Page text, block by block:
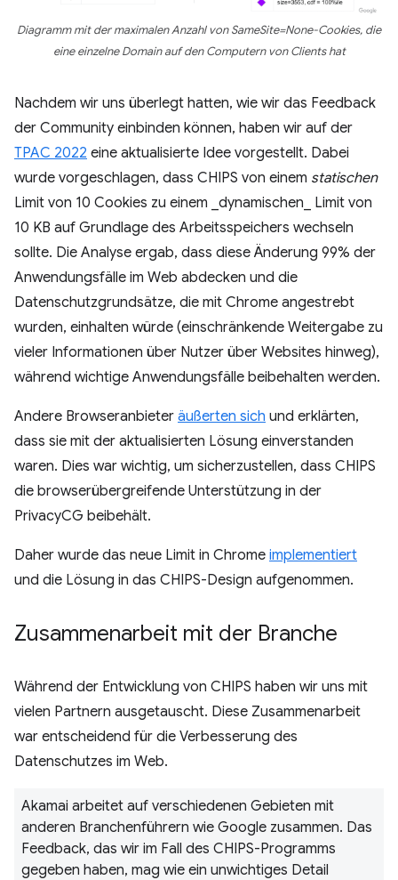
Diagramm mit der maximalen Anzahl von SameSite=None-Cookies, die
eine einzelne Domain auf den Computern von Clients hat
Nachdem wir uns überlegt hatten, wie wir das Feedback
der Community einbinden können, haben wir auf der
TPAC 2022 eine aktualisierte Idee vorgestellt. Dabei
wurde vorgeschlagen, dass CHIPS von einem statischen
Limit von 10 Cookies zu einem _dynamischen_ Limit von
10 KB auf Grundlage des Arbeitsspeichers wechseln
sollte. Die Analyse ergab, dass diese Änderung 99% der
Anwendungsfälle im Web abdecken und die
Datenschutzgrundsätze, die mit Chrome angestrebt
wurden, einhalten würde (einschränkende Weitergabe zu
vieler Informationen über Nutzer über Websites hinweg),
während wichtige Anwendungsfälle beibehalten werden.
Andere Browseranbieter äußerten sich und erklärten,
dass sie mit der aktualisierten Lösung einverstanden
waren. Dies war wichtig, um sicherzustellen, dass CHIPS
die browserübergreifende Unterstützung in der
PrivacyCG beibehält.
Daher wurde das neue Limit in Chrome implementiert
und die Lösung in das CHIPS-Design aufgenommen.
Zusammenarbeit mit der Branche
Während der Entwicklung von CHIPS haben wir uns mit
vielen Partnern ausgetauscht. Diese Zusammenarbeit
war entscheidend für die Verbesserung des
Datenschutzes im Web.
Akamai arbeitet auf verschiedenen Gebieten mit
anderen Branchenführern wie Google zusammen. Das
Feedback, das wir im Fall des CHIPS-Programms
gegeben haben, mag wie ein unwichtiges Detail